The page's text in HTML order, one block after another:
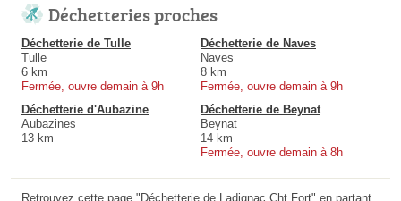
Déchetteries proches
Déchetterie de Tulle
Tulle
6 km
Fermée, ouvre demain à 9h
Déchetterie de Naves
Naves
8 km
Fermée, ouvre demain à 9h
Déchetterie d'Aubazine
Aubazines
13 km
Déchetterie de Beynat
Beynat
14 km
Fermée, ouvre demain à 8h
Retrouvez cette page "Déchetterie de Ladignac Cht Fort" en partant